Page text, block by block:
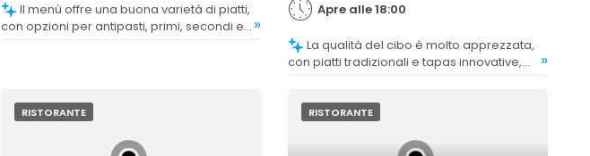
Il menù offre una buona varietà di piatti,
con opzioni per antipasti, primi, secondi e
»
Apre alle 18:00
La qualità del cibo è molto apprezzata,
con piatti tradizionali e tapas innovative,
»
RISTORANTE RISTORANTE